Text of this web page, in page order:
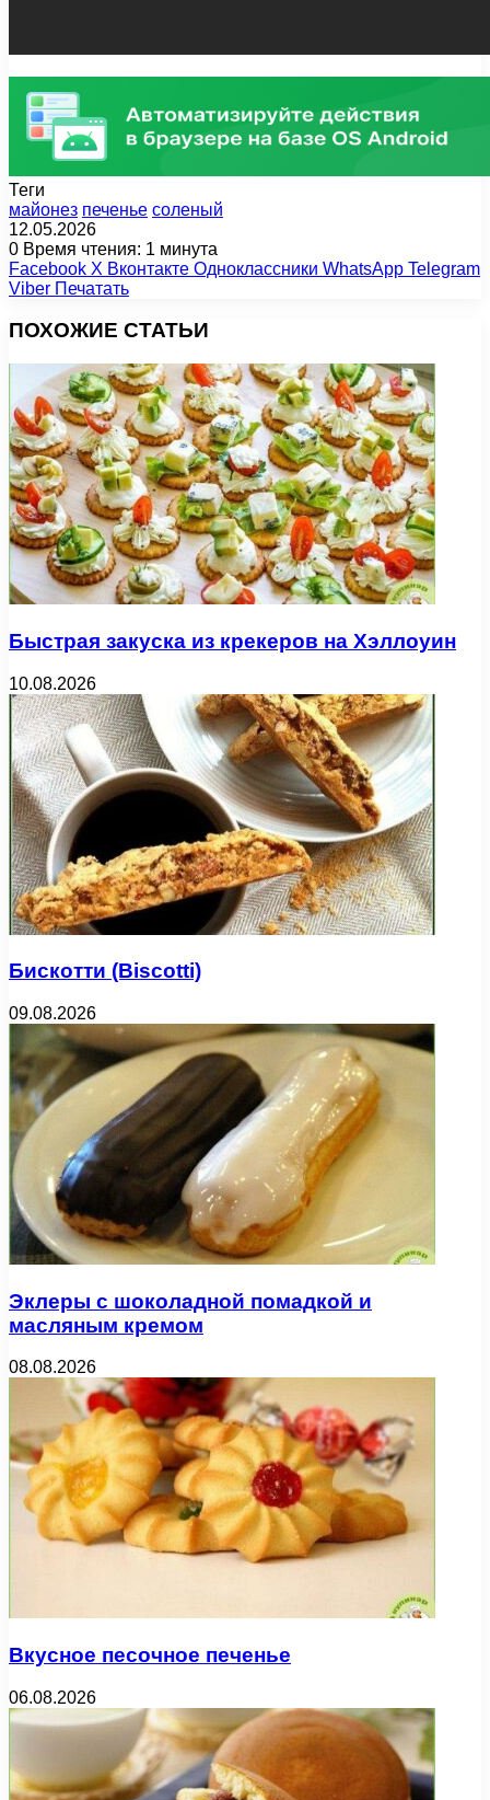
Теги
майонез печенье соленый
12.05.2026
0 Время чтения: 1 минута
Facebook X Вконтакте Одноклассники WhatsApp Telegram
Viber Печатать
ПОХОЖИЕ СТАТЬИ
Быстрая закуска из крекеров на Хэллоуин
10.08.2026
Бискотти (Biscotti)
09.08.2026
Эклеры с шоколадной помадкой и
масляным кремом
08.08.2026
Вкусное песочное печенье
06.08.2026